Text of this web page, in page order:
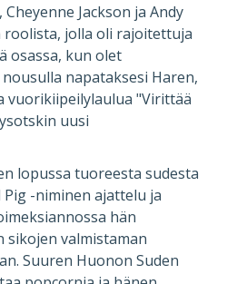
Jackson ja Andy
roolista, jolla oli rajoitettuja
osassa, kun olet
napataksesi Haren,
vuorikiipeilylaulua "Virittää
uusi
lopussa tuoreesta sudesta
-niminen ajattelu ja
hän
sikojen valmistaman
Suuren Huonon Suden